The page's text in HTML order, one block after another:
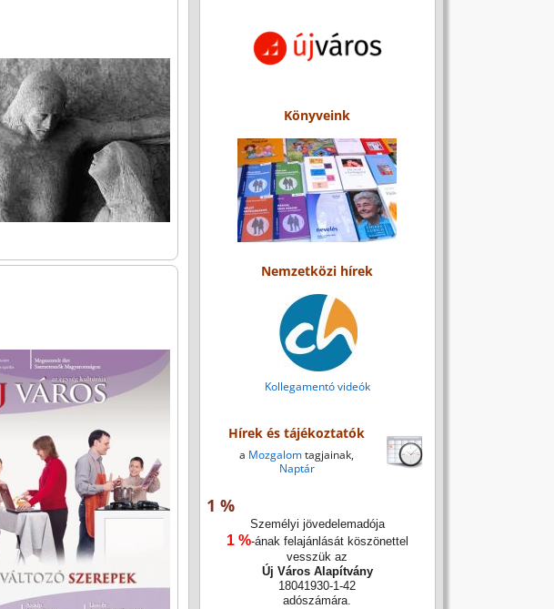
Könyveink
Nemzetközi hírek
Kollegamentó videók
Hírek és tájékoztatók
a Mozgalomtagjainak,
Naptár
1 %
Személyi jövedelemadója
1 %-ának felajánlását köszönettel
vesszük az
Új Város Alapítvány
18041930-1-42
adószámára.